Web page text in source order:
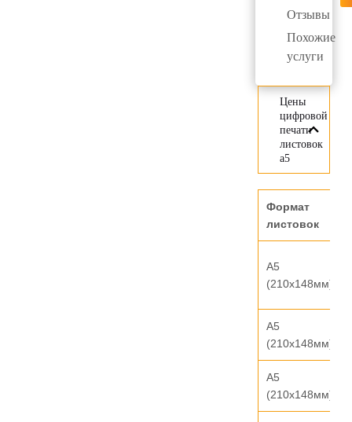
Отзывы
Похожие
услуги
Цены
цифровой
печати
листовок
а5
Формат
листовок
А5
(210х148мм)
А5
(210х148мм)
А5
(210х148мм)